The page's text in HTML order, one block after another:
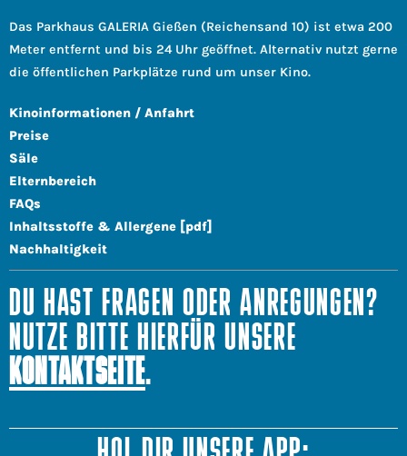
Das Parkhaus GALERIA Gießen (Reichensand 10) ist etwa 200
Meter entfernt und bis 24 Uhr geöffnet. Alternativ nutzt gerne
die öffentlichen Parkplätze rund um unser Kino.
Kinoinformationen / Anfahrt
Preise
Säle
Elternbereich
FAQs
Inhaltsstoffe & Allergene [pdf]
Nachhaltigkeit
DU HAST FRAGEN ODER ANREGUNGEN?
NUTZE BITTE HIERFÜR UNSERE
KONTAKTSEITE.